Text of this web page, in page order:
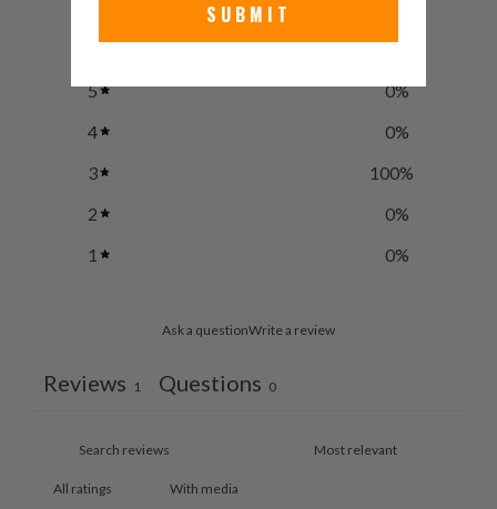
/ 5 1 review
5 0%
4
0%
3
100%
2
0%
1
0%
Ask a questionWrite a review
Reviews 1 Questions 0
With media
SUBMIT